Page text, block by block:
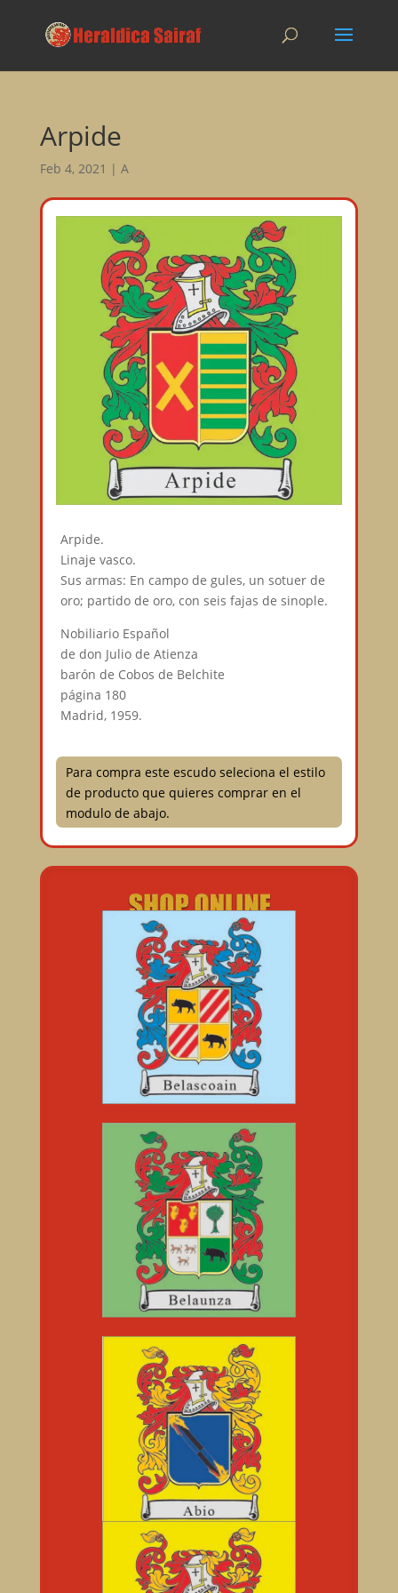
Arpide
Feb 4, 2021 | A
Arpide.
Linaje vasco.
Sus armas: En campo de gules, un sotuer de
oro; partido de oro, con seis fajas de sinople.
Nobiliario Español
de don Julio de Atienza
barón de Cobos de Belchite
página 180
Madrid, 1959.
Para compra este escudo seleciona el estilo
de producto que quieres comprar en el
modulo de abajo.